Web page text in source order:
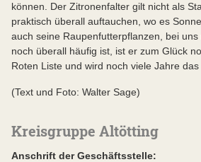
können. Der Zitronenfalter gilt nicht als
praktisch überall auftauchen, wo es
auch seine Raupenfutterpflanzen, bei uns
noch überall häufig ist, ist er zum Glück
Roten Liste und wird noch viele Jahre
(Text und Foto: Walter Sage)
Kreisgruppe Altötting
Anschrift der Geschäftsstelle: